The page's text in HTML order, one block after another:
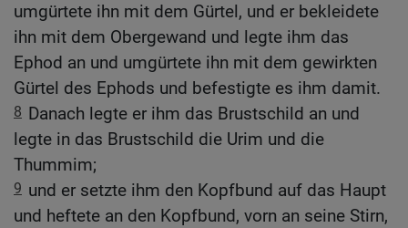
umgürtete ihn mit dem Gürtel, und er bekleidete
ihn mit dem Obergewand und legte ihm das
Ephod an und umgürtete ihn mit dem gewirkten
Gürtel des Ephods und befestigte es ihm damit.
8 Danach legte er ihm das Brustschild an und
legte in das Brustschild die Urim und die
Thummim;
9 und er setzte ihm den Kopfbund auf das Haupt
und heftete an den Kopfbund, vorn an seine Stirn,